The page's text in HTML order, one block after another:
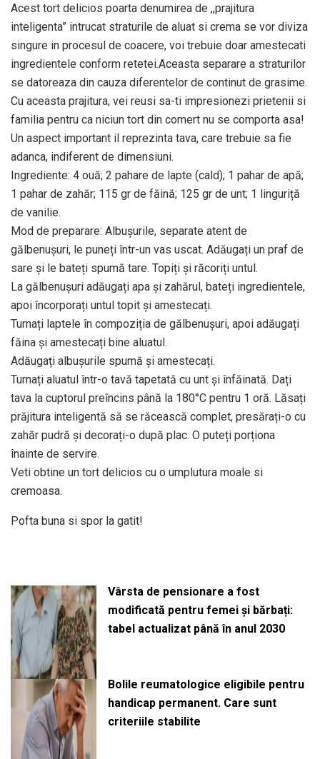
Acest tort delicios poarta denumirea de ,,prajitura
inteligenta” intrucat straturile de aluat si crema se vor diviza
singure in procesul de coacere, voi trebuie doar amestecati
ingredientele conform retetei.Aceasta separare a straturilor
se datoreaza din cauza diferentelor de continut de grasime.
Cu aceasta prajitura, vei reusi sa-ti impresionezi prietenii si
familia pentru ca niciun tort din comert nu se comporta asa!
Un aspect important il reprezinta tava, care trebuie sa fie
adanca, indiferent de dimensiuni.
Ingrediente: 4 ouă; 2 pahare de lapte (cald); 1 pahar de apă;
1 pahar de zahăr; 115 gr de făină; 125 gr de unt; 1 linguriță
de vanilie.
Mod de preparare: Albușurile, separate atent de
gălbenușuri, le puneți într-un vas uscat. Adăugați un praf de
sare și le bateți spumă tare. Topiți și răcoriți untul.
La gălbenușuri adăugați apa și zahărul, bateți ingredientele,
apoi încorporați untul topit și amestecați.
Turnați laptele în compoziția de gălbenușuri, apoi adăugați
făina și amestecați bine aluatul.
Adăugați albușurile spumă și amestecați.
Turnați aluatul într-o tavă tapetată cu unt și înfăinată. Dați
tava la cuptorul preîncins până la 180°C pentru 1 oră. Lăsați
prăjitura inteligentă să se răcească complet, presărați-o cu
zahăr pudră și decorați-o după plac. O puteți porționa
înainte de servire.
Veti obtine un tort delicios cu o umplutura moale si
cremoasa.
Pofta buna si spor la gatit!
Vârsta de pensionare a fost
modificată pentru femei și bărbați:
tabel actualizat până în anul 2030
Bolile reumatologice eligibile pentru
handicap permanent. Care sunt
criteriile stabilite